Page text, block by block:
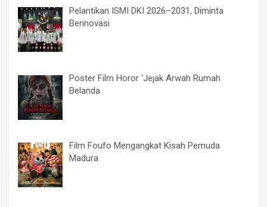
Pelantikan ISMI DKI 2026–2031, Diminta
Berinovasi
Poster Film Horor ‘Jejak Arwah Rumah
Belanda
Film Foufo Mengangkat Kisah Pemuda
Madura